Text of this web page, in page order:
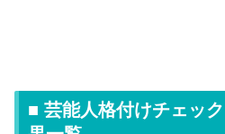
■ 芸能人格付けチェッ